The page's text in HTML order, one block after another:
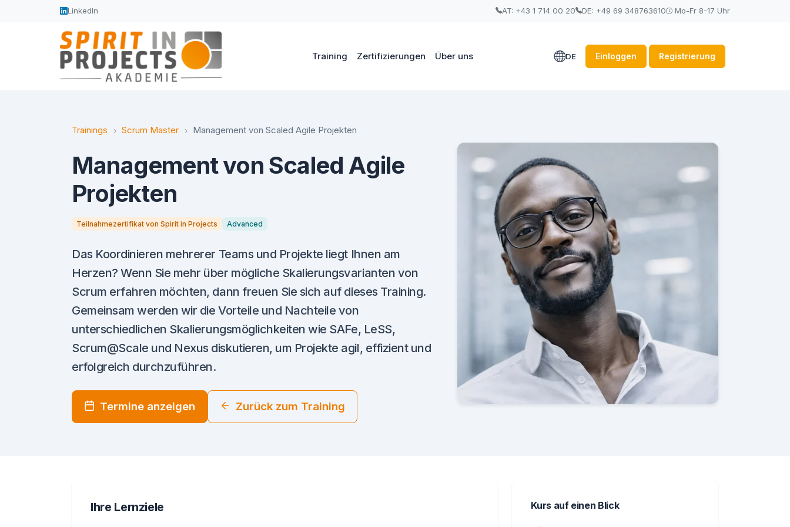
LinkedIn AT: +43 1 714 00 20 DE: +49 69 348763610 Mo-Fr 8-17 Uhr
DE Einloggen Registrierung
Training Zertifizierungen Über uns
Trainings Scrum Master Management von Scaled Agile Projekten
Management von Scaled Agile
Projekten
Teilnahmezertifikat von Spirit in Projects Advanced
Das Koordinieren mehrerer Teams und Projekte liegt Ihnen am
Herzen? Wenn Sie mehr über mögliche Skalierungsvarianten von
Scrum erfahren möchten, dann freuen Sie sich auf dieses Training.
Gemeinsam werden wir die Vorteile und Nachteile von
unterschiedlichen Skalierungsmöglichkeiten wie SAFe, LeSS,
Scrum@Scale und Nexus diskutieren, um Projekte agil, effizient und
erfolgreich durchzuführen.
Termine anzeigen Zurück zum Training
Ihre Lernziele Kurs auf einen Blick